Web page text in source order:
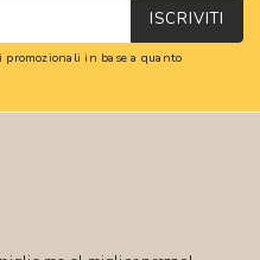
ISCRIVITI
promozionali in base a quanto